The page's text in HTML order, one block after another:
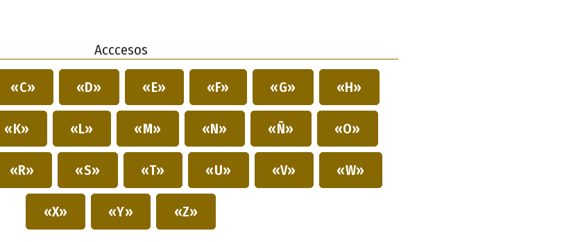
Acccesos
«C» «D» «E» «F» «G» «H»
«K» «L» «M» «N» «Ñ» «O»
«R» «S» «T» «U» «V» «W»
«X» «Y» «Z»